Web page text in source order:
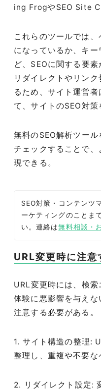
ing FrogやSEO Site
これらのツールでは
になっているか、キ
ど、SEOに関する要素
リダイレクトやリン
るため、サイト運営
て、サイトのSEO対策
無料のSEO解析ツー
チェックすることで
現できる。
SEO対策・コンテンツ
ーケティングのことま
い。連絡は無料相談・
URL変更時に注意
URL変更時には、検
体験に悪影響を与え
注意する必要がある。
1. サイト構造の整理:
整理し、重複や不要な
2. リダイレクト設定: